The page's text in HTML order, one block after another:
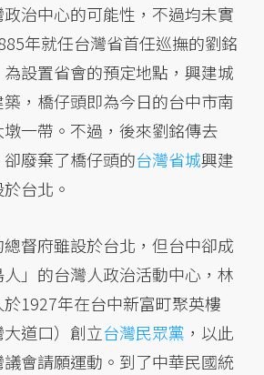
治中心的可能性，不過均未實
年就任台灣省首任巡撫的劉銘
設置省會的預定地點，興建城
，橋仔頭即為今日的台中市南
一帶。不過，後來劉銘傳去
廢棄了橋仔頭的台灣省城興建
台北。
督府雖設於台北，但台中卻成
」的台灣人政治活動中心，林
1927年在台中新富町聚英樓
大道口）創立台灣民眾黨 ，以此
會請願運動。到了中華民國統